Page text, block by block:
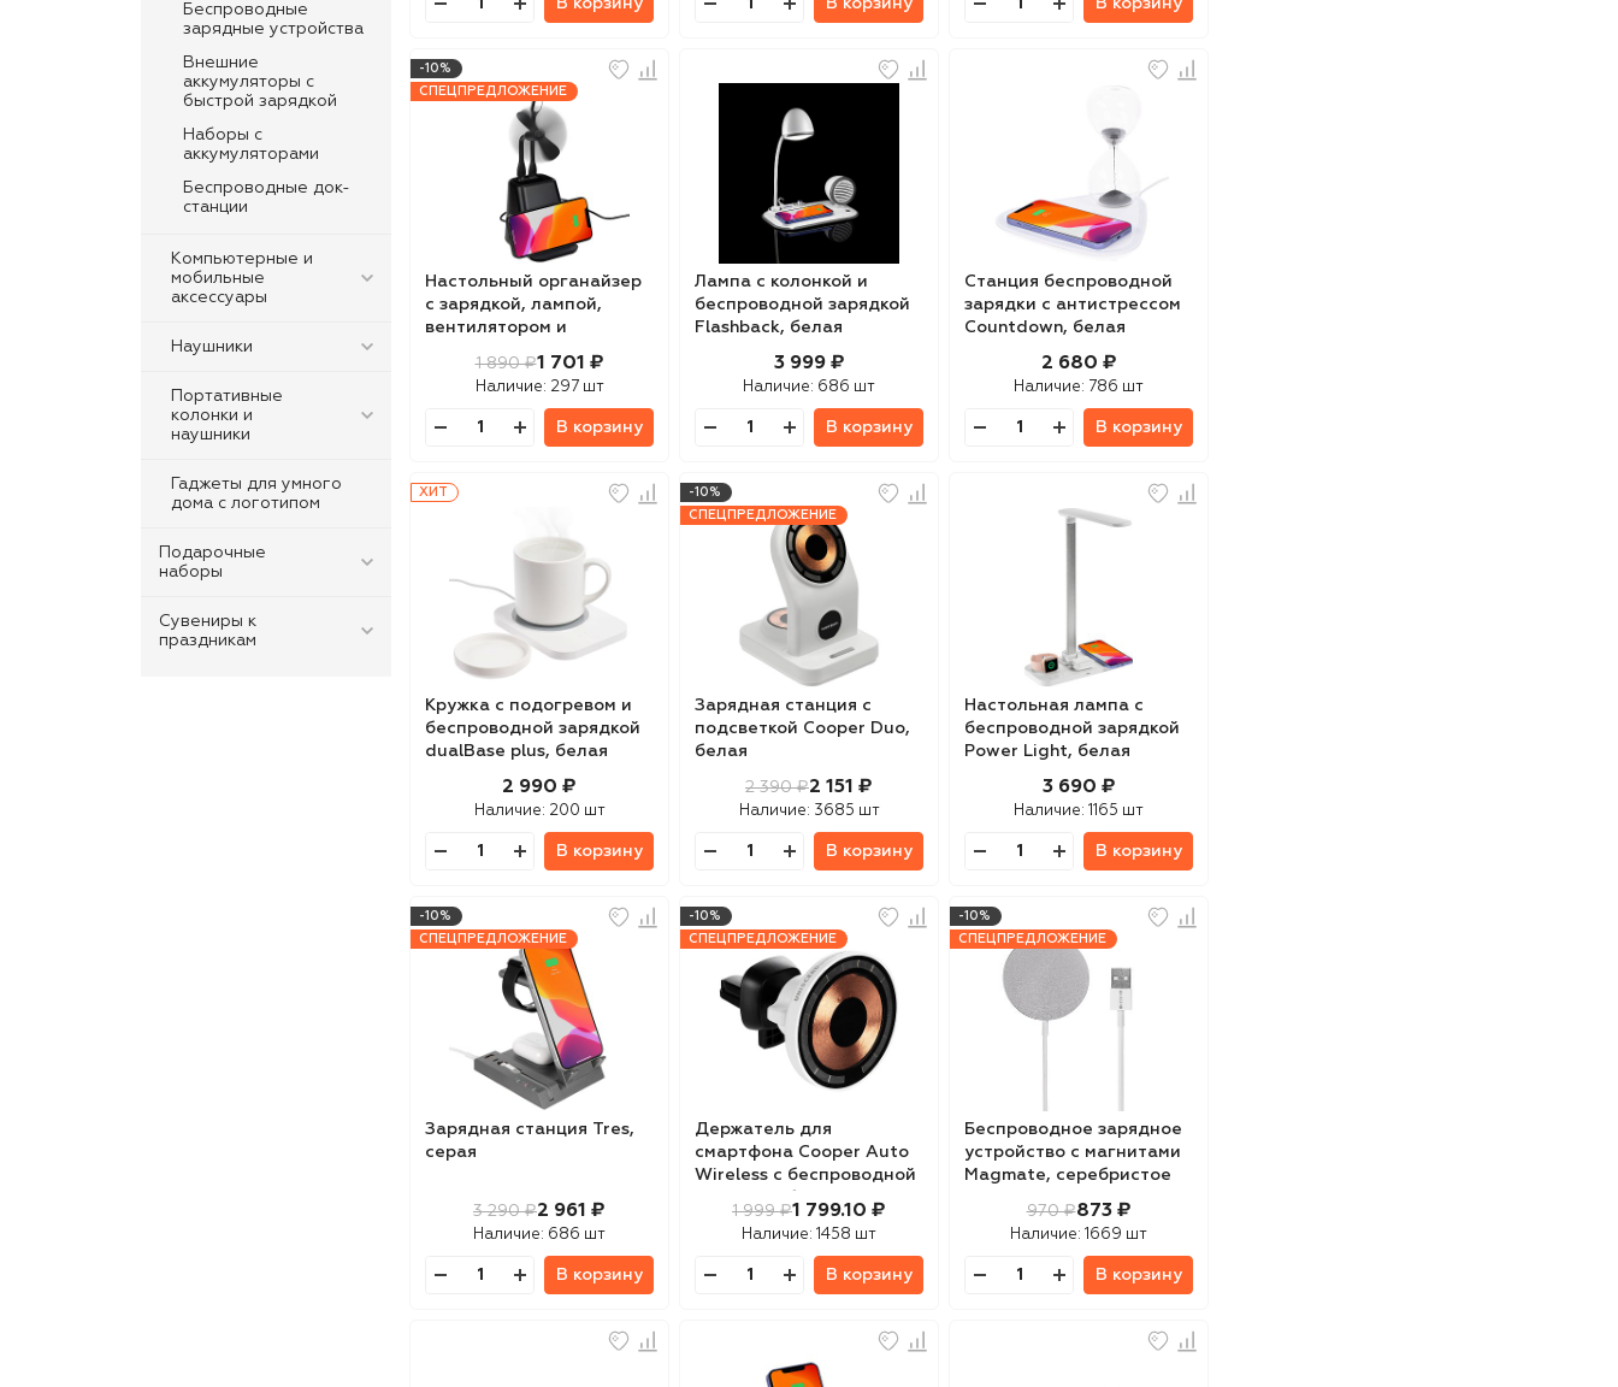
Беспроводные
зарядные устройства
Внешние
аккумуляторы с
быстрой зарядкой
Наборы с
аккумуляторами
Беспроводные док-
станции
Компьютерные и
мобильные
аксессуары
Наушники
Портативные
колонки и
наушники
Гаджеты для умного
дома с логотипом
Подарочные
наборы
Сувениры к
праздникам
В корзину В корзину В корзину
-10%
СПЕЦПРЕДЛОЖЕНИЕ
Настольный органайзер
с зарядкой, лампой,
вентилятором и
подсветкой логотипа
powerTower, черный
1 890 ₽1 701 ₽
Наличие: 297 шт
В корзину
Лампа с колонкой и
беспроводной зарядкой
Flashback, белая
3 999 ₽
Наличие: 686 шт
В корзину
Станция беспроводной
зарядки с антистрессом
Countdown, белая
2 680 ₽
Наличие: 786 шт
В корзину
ХИТ
Кружка с подогревом и
беспроводной зарядкой
dualBase plus, белая
2 990 ₽
Наличие: 200 шт
В корзину
-10%
СПЕЦПРЕДЛОЖЕНИЕ
Зарядная станция с
подсветкой Cooper Duo,
белая
2 390 ₽2 151 ₽
Наличие: 3685 шт
В корзину
Настольная лампа с
беспроводной зарядкой
Power Light, белая
3 690 ₽
Наличие: 1165 шт
В корзину
-10%
СПЕЦПРЕДЛОЖЕНИЕ
Зарядная станция Tres,
серая
3 290 ₽2 961 ₽
Наличие: 686 шт
В корзину
-10%
СПЕЦПРЕДЛОЖЕНИЕ
Держатель для
смартфона Cooper Auto
Wireless с беспроводной
1 999 ₽1 799.10 ₽
Наличие: 1458 шт
В корзину
-10%
СПЕЦПРЕДЛОЖЕНИЕ
Беспроводное зарядное
устройство с магнитами
Magmate, серебристое
970 ₽873 ₽
Наличие: 1669 шт
В корзину